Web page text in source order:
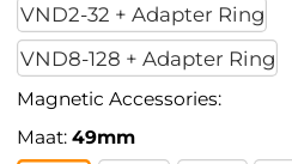
VND2-32 + Adapter Ring
VND8-128 + Adapter Ring
Magnetic Accessories:
Maat:49mm